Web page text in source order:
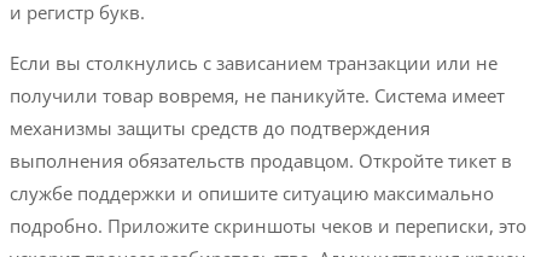
и регистр букв.
Если вы столкнулись с зависанием транзакции или не
получили товар вовремя, не паникуйте. Система имеет
механизмы защиты средств до подтверждения
выполнения обязательств продавцом. Откройте тикет в
службе поддержки и опишите ситуацию максимально
подробно. Приложите скриншоты чеков и переписки, это